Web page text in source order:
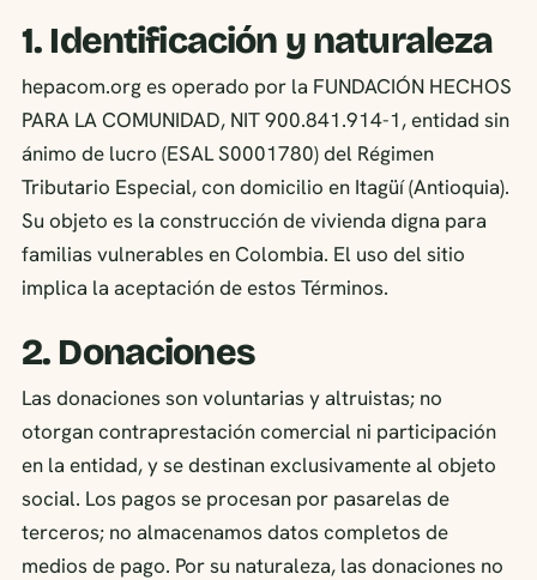
1. Identificación y naturaleza
hepacom.org es operado por la FUNDACIÓN HECHOS
PARA LA COMUNIDAD, NIT 900.841.914-1, entidad sin
ánimo de lucro (ESAL S0001780) del Régimen
Tributario Especial, con domicilio en Itagüí (Antioquia).
Su objeto es la construcción de vivienda digna para
familias vulnerables en Colombia. El uso del sitio
implica la aceptación de estos Términos.
2. Donaciones
Las donaciones son voluntarias y altruistas; no
otorgan contraprestación comercial ni participación
en la entidad, y se destinan exclusivamente al objeto
social. Los pagos se procesan por pasarelas de
terceros; no almacenamos datos completos de
medios de pago. Por su naturaleza, las donaciones no